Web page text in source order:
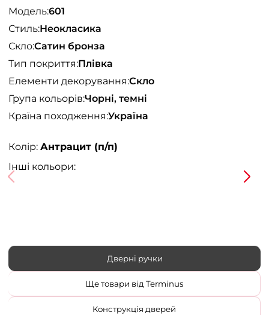
Модель:601
Стиль:Неокласика
Скло:Сатин бронза
Тип покриття:Плівка
Елементи декорування:Скло
Група кольорів:Чорні, темні
Країна походження:Україна
Колір: Антрацит (п/п)
Інші кольори:
Дверні ручки
Ще товари від Terminus
Конструкція дверей